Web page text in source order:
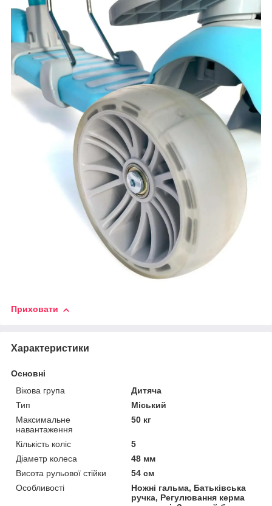
Приховати
Характеристики
Основні
Вікова група
Дитяча
Тип
Міський
Максимальне
навантаження
50 кг
Кількість коліс
5
Діаметр колеса
48 мм
Висота рульової стійки
54 см
Особливості
Ножні гальма, Батьківська
ручка, Регулювання керма